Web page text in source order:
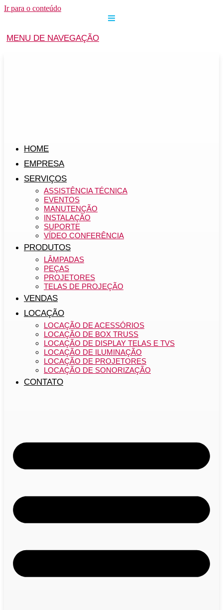
Ir para o conteúdo
MENU DE NAVEGAÇÃO
HOME
EMPRESA
SERVIÇOS
ASSISTÊNCIA TÉCNICA
EVENTOS
MANUTENÇÃO
INSTALAÇÃO
SUPORTE
VÍDEO CONFERÊNCIA
PRODUTOS
LÂMPADAS
PEÇAS
PROJETORES
TELAS DE PROJEÇÃO
VENDAS
LOCAÇÃO
LOCAÇÃO DE ACESSÓRIOS
LOCAÇÃO DE BOX TRUSS
LOCAÇÃO DE DISPLAY TELAS E TVS
LOCAÇÃO DE ILUMINAÇÃO
LOCAÇÃO DE PROJETORES
LOCAÇÃO DE SONORIZAÇÃO
CONTATO